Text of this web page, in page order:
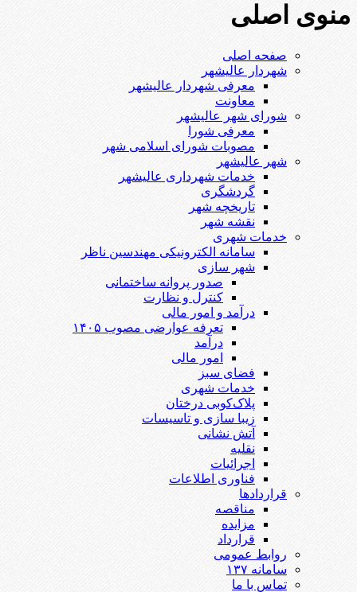
منوی اصلی
صفحه اصلی
شهردار عالیشهر
معرفی شهردار عالیشهر
معاونت
شورای شهر عالیشهر
معرفی شورا
مصوبات شورای اسلامی شهر
شهر عالیشهر
خدمات شهرداری عالیشهر
گردشگری
تاریخچه شهر
نقشه شهر
خدمات شهری
سامانه الکترونیکی مهندسین ناظر
شهر سازی
صدور پروانه ساختمانی
کنترل و نظارت
درآمد و امور مالی
تعرفه عوارضی مصوب ۱۴۰۵
درآمد
امور مالی
فضای سبز
خدمات شهری
پلاک‌کوبی درختان
زیبا سازی و تاسیسات
آتش نشانی
نقلیه
اجرائیات
فناوری اطلاعات
قراردادها
مناقصه
مزایده
قرارداد
روابط عمومی
سامانه ۱۳۷
تماس با ما